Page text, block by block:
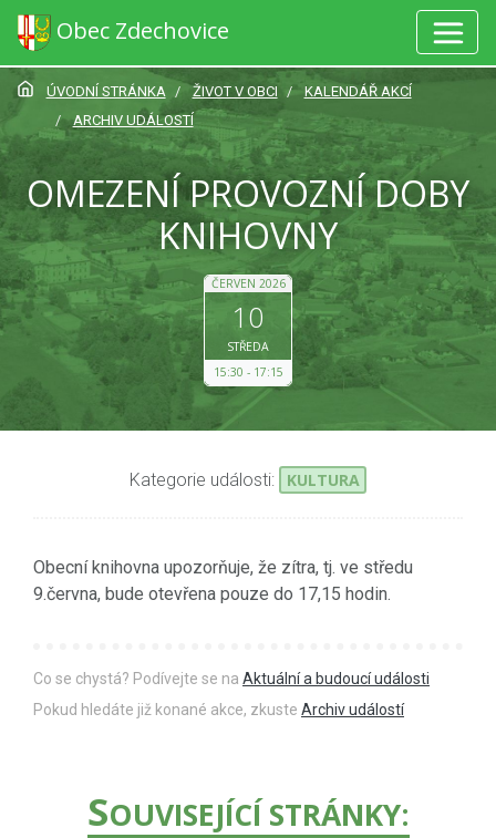
Obec Zdechovice
ÚVODNÍ STRÁNKA ŽIVOT V OBCI
KALENDÁŘ AKCÍ
ARCHIV UDÁLOSTÍ
OMEZENÍ PROVOZNÍ DOBY
KNIHOVNY
ČERVEN 2026
10
STŘEDA
15:30
17:15
Kategorie události: KULTURA
Obecní knihovna upozorňuje, že zítra, tj. ve středu
9.června, bude otevřena pouze do 17,15 hodin.
Co se chystá? Podívejte se na Aktuální a budoucí události
Pokud hledáte již konané akce, zkuste Archiv událostí
SOUVISEJÍCÍ STRÁNKY: